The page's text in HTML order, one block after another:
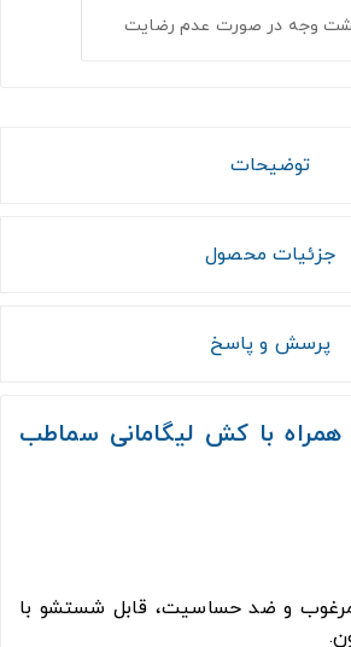
وجه در صورت عدم رضایت
توضیحات
جزئیات محصول
پرسش و پاسخ
همراه با کش لیگامانی سماطب
مرغوب و ضد حساسیت، قابل شستشو با